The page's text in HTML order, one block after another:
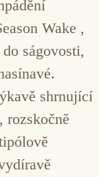
Wake ,
ságovosti,
shrnující
rozskočně